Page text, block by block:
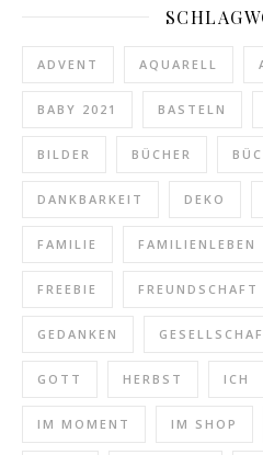
ADVENT AQUARELL
BABY 2021 BASTELN
BILDER BÜCHER
DANKBARKEIT DEKO
FAMILIE FAMILIENLEBEN
FREEBIE FREUNDSCHAFT
GEDANKEN
GOTT HERBST ICH
IM MOMENT IM SHOP